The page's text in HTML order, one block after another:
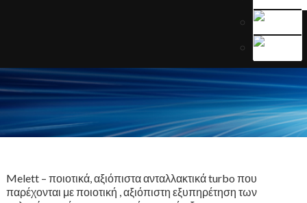
Melett – ποιοτικά, αξιόπιστα ανταλλακτικά turbo που
παρέχονται με ποιοτική , αξιόπιστη εξυπηρέτηση των